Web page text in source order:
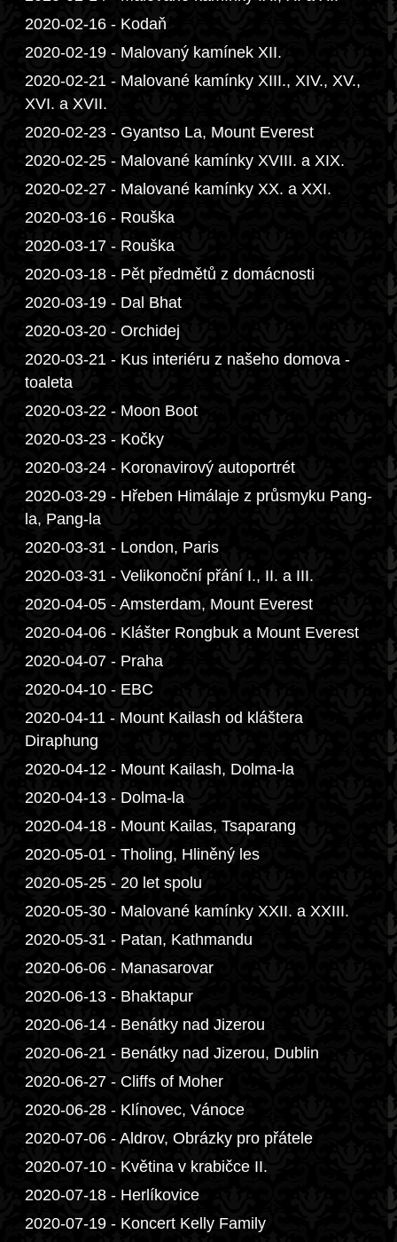
2020-02-16 - Kodaň
2020-02-19 - Malovaný kamínek XII.
2020-02-21 - Malované kamínky XIII., XIV., XV.,
XVI. a XVII.
2020-02-23 - Gyantso La, Mount Everest
2020-02-25 - Malované kamínky XVIII. a XIX.
2020-02-27 - Malované kamínky XX. a XXI.
2020-03-16 - Rouška
2020-03-17 - Rouška
2020-03-18 - Pět předmětů z domácnosti
2020-03-19 - Dal Bhat
2020-03-20 - Orchidej
2020-03-21 - Kus interiéru z našeho domova -
toaleta
2020-03-22 - Moon Boot
2020-03-23 - Kočky
2020-03-24 - Koronavirový autoportrét
2020-03-29 - Hřeben Himálaje z průsmyku Pang-
la, Pang-la
2020-03-31 - London, Paris
2020-03-31 - Velikonoční přání I., II. a III.
2020-04-05 - Amsterdam, Mount Everest
2020-04-06 - Klášter Rongbuk a Mount Everest
2020-04-07 - Praha
2020-04-10 - EBC
2020-04-11 - Mount Kailash od kláštera
Diraphung
2020-04-12 - Mount Kailash, Dolma-la
2020-04-13 - Dolma-la
2020-04-18 - Mount Kailas, Tsaparang
2020-05-01 - Tholing, Hliněný les
2020-05-25 - 20 let spolu
2020-05-30 - Malované kamínky XXII. a XXIII.
2020-05-31 - Patan, Kathmandu
2020-06-06 - Manasarovar
2020-06-13 - Bhaktapur
2020-06-14 - Benátky nad Jizerou
2020-06-21 - Benátky nad Jizerou, Dublin
2020-06-27 - Cliffs of Moher
2020-06-28 - Klínovec, Vánoce
2020-07-06 - Aldrov, Obrázky pro přátele
2020-07-10 - Květina v krabičce II.
2020-07-18 - Herlíkovice
2020-07-19 - Koncert Kelly Family